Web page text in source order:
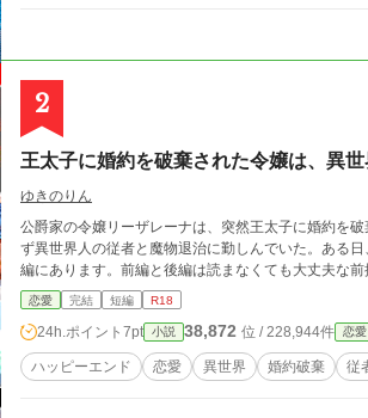
2
王太子に婚約を破棄された令嬢は、異
ゆきのりん
公爵家の令嬢リーザレーナは、突然王太子に婚約を
ず異世界人の従者と魔物退治に勤しんでいた。あ
編にあります。前編と後編は読まなくても大丈夫な
恋愛 完結 短編 R18
24h.ポイント 7pt 小説 38,872 位 / 228,944件 恋愛
ハッピーエンド 恋愛 異世界 婚約破棄 従